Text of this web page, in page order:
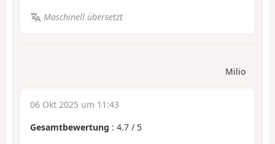
Maschinell übersetzt
Milio
06 Okt 2025 um 11:43
Gesamtbewertung : 4.7 / 5